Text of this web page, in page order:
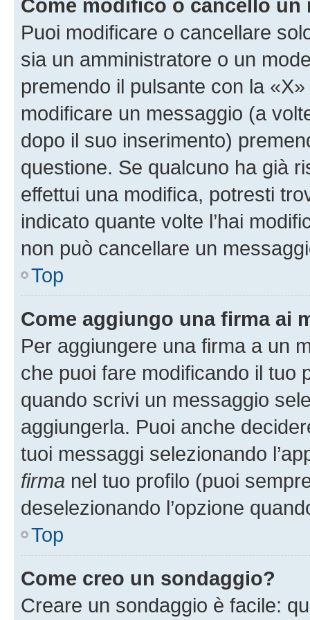
Come modifico o cancello un
Puoi modificare o cancellare
sia un amministratore o un
premendo il pulsante con la
modificare un messaggio (a
dopo il suo inserimento)
questione. Se qualcuno ha già
effettui una modifica, potresti
indicato quante volte l’hai
non può cancellare un
Top
Come aggiungo una firma ai
Per aggiungere una firma a un
che puoi fare modificando il tuo
quando scrivi un messaggio
aggiungerla. Puoi anche
tuoi messaggi selezionando
firma nel tuo profilo (puoi
deselezionando l’opzione
Top
Come creo un sondaggio?
Creare un sondaggio è facile: